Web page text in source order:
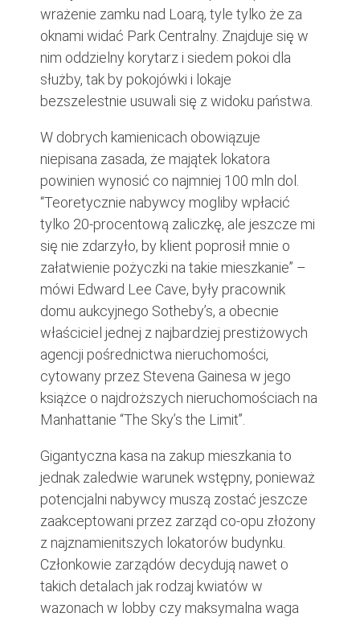
wrażenie zamku nad Loarą, tyle tylko że za
oknami widać Park Centralny. Znajduje się w
nim oddzielny korytarz i siedem pokoi dla
służby, tak by pokojówki i lokaje
bezszelestnie usuwali się z widoku państwa.
W dobrych kamienicach obowiązuje
niepisana zasada, że majątek lokatora
powinien wynosić co najmniej 100 mln dol.
“Teoretycznie nabywcy mogliby wpłacić
tylko 20-procentową zaliczkę, ale jeszcze mi
się nie zdarzyło, by klient poprosił mnie o
załatwienie pożyczki na takie mieszkanie” –
mówi Edward Lee Cave, były pracownik
domu aukcyjnego Sotheby’s, a obecnie
właściciel jednej z najbardziej prestiżowych
agencji pośrednictwa nieruchomości,
cytowany przez Stevena Gainesa w jego
książce o najdroższych nieruchomościach na
Manhattanie “The Sky’s the Limit”.
Gigantyczna kasa na zakup mieszkania to
jednak zaledwie warunek wstępny, ponieważ
potencjalni nabywcy muszą zostać jeszcze
zaakceptowani przez zarząd co-opu złożony
z najznamienitszych lokatorów budynku.
Członkowie zarządów decydują nawet o
takich detalach jak rodzaj kwiatów w
wazonach w lobby czy maksymalna waga